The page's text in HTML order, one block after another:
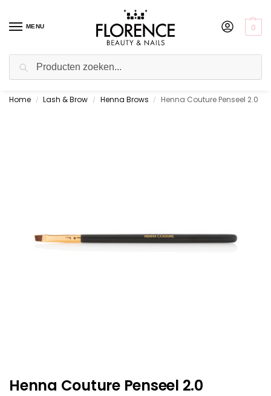
MENU 0
Gratis ophalen in de showroom
Home / Lash & Brow / Henna Brows / Henna Couture Penseel 2.0
Henna Couture Penseel 2.0